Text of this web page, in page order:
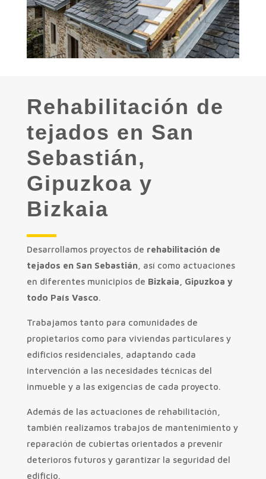
Rehabilitación de
tejados en San
Sebastián,
Gipuzkoa y
Bizkaia
Desarrollamos proyectos de rehabilitación de
tejados en San Sebastián, así como actuaciones
en diferentes municipios de Bizkaia, Gipuzkoa y
todo País Vasco.
Trabajamos tanto para comunidades de
propietarios como para viviendas particulares y
edificios residenciales, adaptando cada
intervención a las necesidades técnicas del
inmueble y a las exigencias de cada proyecto.
Además de las actuaciones de rehabilitación,
también realizamos trabajos de mantenimiento y
reparación de cubiertas orientados a prevenir
deterioros futuros y garantizar la seguridad del
edificio.